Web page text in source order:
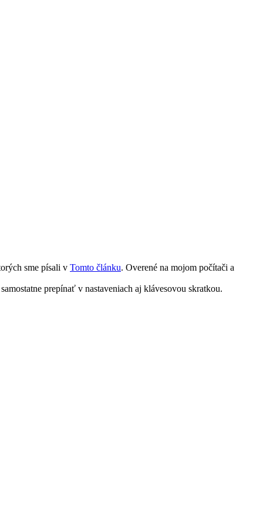
sme písali v Tomto článku. Overené na mojom počítači a
prepínať v nastaveniach aj klávesovou skratkou.